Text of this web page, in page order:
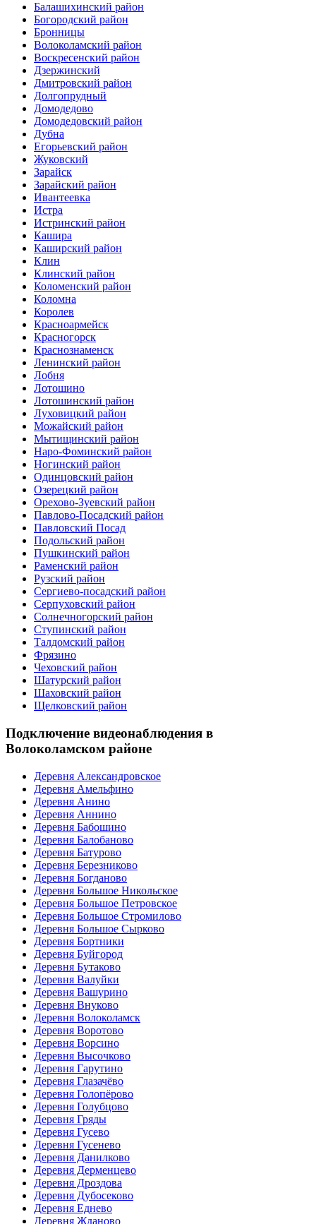
Балашихинский район
Богородский район
Бронницы
Волоколамский район
Воскресенский район
Дзержинский
Дмитровский район
Долгопрудный
Домодедово
Домодедовский район
Дубна
Егорьевский район
Жуковский
Зарайск
Зарайский район
Ивантеевка
Истра
Истринский район
Кашира
Каширский район
Клин
Клинский район
Коломенский район
Коломна
Королев
Красноармейск
Красногорск
Краснознаменск
Ленинский район
Лобня
Лотошино
Лотошинский район
Луховицкий район
Можайский район
Мытищинский район
Наро-Фоминский район
Ногинский район
Одинцовский район
Озерецкий район
Орехово-Зуевский район
Павлово-Посадский район
Павловский Посад
Подольский район
Пушкинский район
Раменский район
Рузский район
Сергиево-посадский район
Серпуховский район
Солнечногорский район
Ступинский район
Талдомский район
Фрязино
Чеховский район
Шатурский район
Шаховский район
Щелковский район
Подключение видеонаблюдения в
Волоколамском районе
Деревня Александровское
Деревня Амельфино
Деревня Анино
Деревня Аннино
Деревня Бабошино
Деревня Балобаново
Деревня Батурово
Деревня Березниково
Деревня Богданово
Деревня Большое Никольское
Деревня Большое Петровское
Деревня Большое Стромилово
Деревня Большое Сырково
Деревня Бортники
Деревня Буйгород
Деревня Бутаково
Деревня Валуйки
Деревня Вашурино
Деревня Внуково
Деревня Волоколамск
Деревня Воротово
Деревня Ворсино
Деревня Высочково
Деревня Гарутино
Деревня Глазачёво
Деревня Голопёрово
Деревня Голубцово
Деревня Гряды
Деревня Гусево
Деревня Гусенево
Деревня Данилково
Деревня Дерменцево
Деревня Дроздова
Деревня Дубосеково
Деревня Еднево
Деревня Жданово